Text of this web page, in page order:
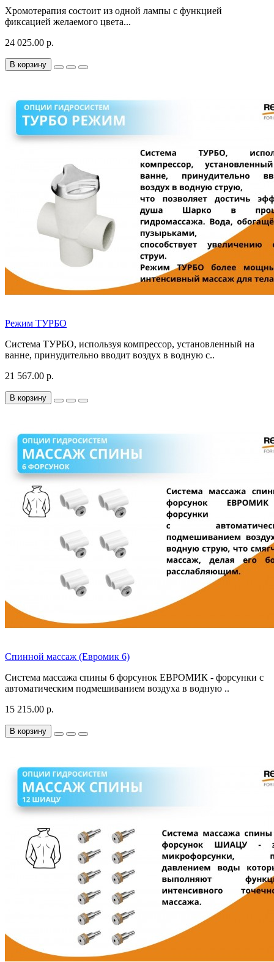
Хромотерапия состоит из одной лампы с функцией
фиксацией желаемого цвета...
24 025.00 р.
В корзину
Режим ТУРБО
Система ТУРБО, используя компрессор, установленный на
ванне, принудительно вводит воздух в водную с..
21 567.00 р.
В корзину
Спинной массаж (Евромик 6)
Система массажа спины 6 форсунок ЕВРОМИК - форсунки с
автоматическим подмешиванием воздуха в водную ..
15 215.00 р.
В корзину